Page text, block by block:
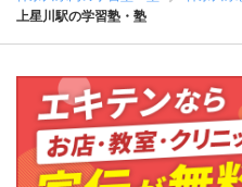
上星川駅の学習塾・塾